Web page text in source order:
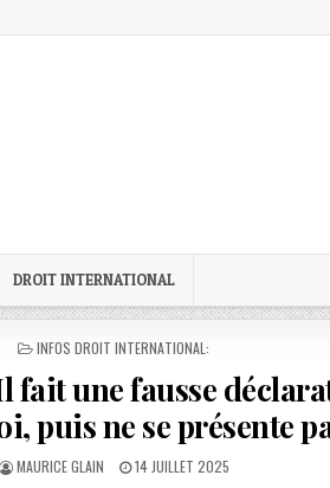
DROIT INTERNATIONAL
POSTED
INFOS DROIT INTERNATIONAL:
fait une fausse
puis ne se présente
AUTHOR:
MAURICE GLAIN
PUBLISHED
14 JUILLET 2025